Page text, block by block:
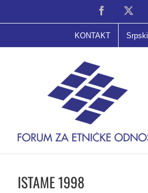
Facebook
KONTAKT Srpski
ISTAME 1998